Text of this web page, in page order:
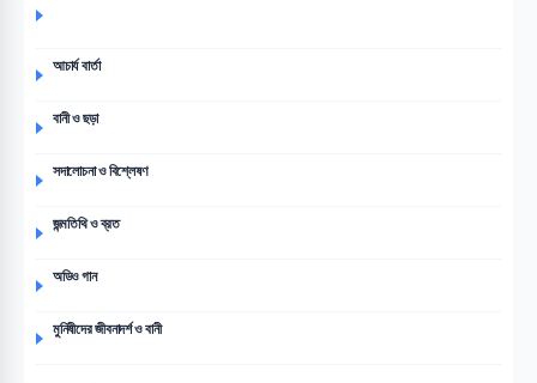
আচার্য বার্তা
বানী ও ছড়া
সদালোচনা ও বিশ্লেষণ
জন্মতিথি ও ব্রত
অডিও গান
মুনিষীদের জীবনাদর্শ ও বানী